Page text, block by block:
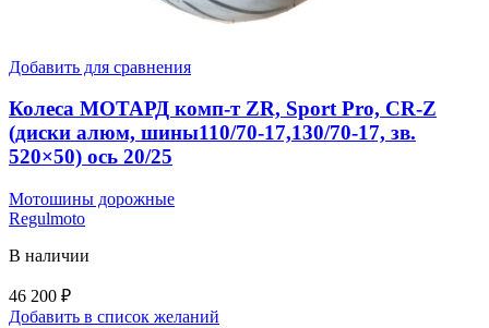
Добавить для сравнения
Колеса МОТАРД комп-т ZR, Sport Pro, CR-Z
(диски алюм, шины110/70-17,130/70-17, зв.
520×50) ось 20/25
Мотошины дорожные
Regulmoto
В наличии
46 200 ₽
Добавить в список желаний